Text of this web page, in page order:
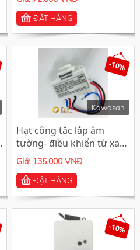
ĐẶT HÀNG
Kawasan
-10%
Hạt công tắc lắp âm
tường- điều khiển từ xa
RF02SN
Giá: 135.000 VNĐ
ĐẶT HÀNG
-10%